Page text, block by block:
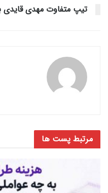
تیپ متفاوت مهدی قایدی
مرتبط پست ها